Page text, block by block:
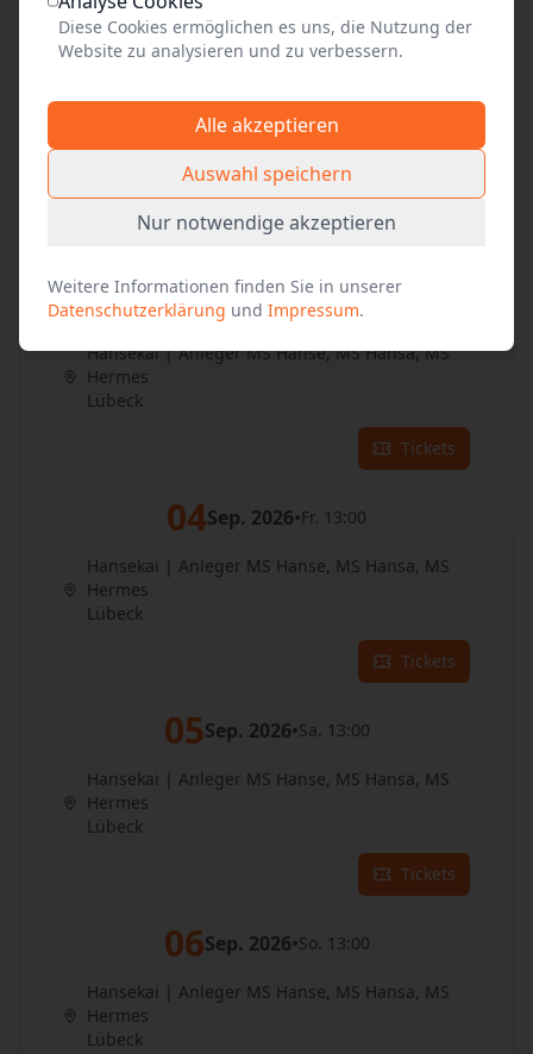
Tickets
02
Hansekai | Anleger MS Hanse, MS Hansa, MS
03Sep. 2026•Do. 13:00
Hansekai | Anleger MS Hanse, MS Hansa, MS
Hermes
Lübeck
Tickets
04Sep. 2026•Fr. 13:00
Hansekai | Anleger MS Hanse, MS Hansa, MS
Hermes
Lübeck
Tickets
05Sep. 2026•Sa. 13:00
Hansekai | Anleger MS Hanse, MS Hansa, MS
Hermes
Lübeck
Tickets
06Sep. 2026•So. 13:00
Hansekai | Anleger MS Hanse, MS Hansa, MS
Hermes
Lübeck
Diese Cookies ermöglichen es uns, die Nutzung der
Website zu analysieren und zu verbessern.
Alle akzeptieren
Auswahl speichern
Nur notwendige akzeptieren
Weitere Informationen finden Sie in unserer
Datenschutzerklärung und Impressum.